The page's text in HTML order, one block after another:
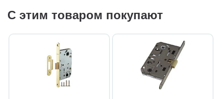
С этим товаром покупают